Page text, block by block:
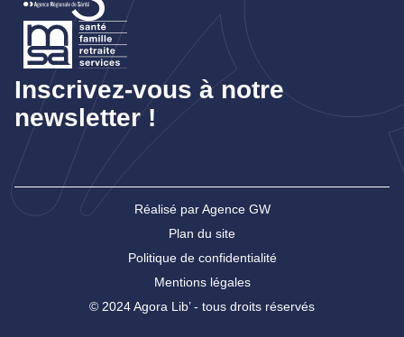
Inscrivez-vous à notre
newsletter !
© 2024 Agora Lib’ - tous droits réservés
Mentions légales
Politique de confidentialité
Plan du site
Réalisé par Agence GW